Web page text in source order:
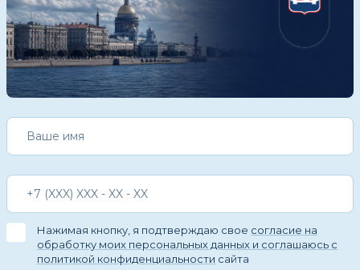
Нажимая кнопку, я подтверждаю свое согласие на
обработку моих персональных данных и соглашаюсь с
политикой конфиденциальности сайта